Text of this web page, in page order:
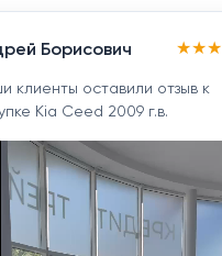
Борисович ★★★
клиенты оставили отзыв к
Kia Ceed 2009 г.в.